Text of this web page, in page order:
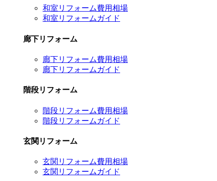
和室リフォーム費用相場
和室リフォームガイド
廊下リフォーム
廊下リフォーム費用相場
廊下リフォームガイド
階段リフォーム
階段リフォーム費用相場
階段リフォームガイド
玄関リフォーム
玄関リフォーム費用相場
玄関リフォームガイド